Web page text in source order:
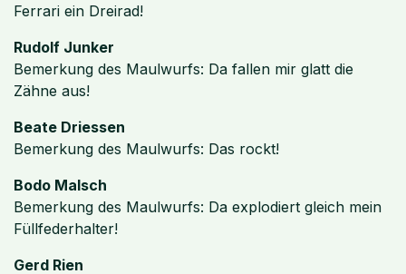
Ferrari ein Dreirad!
Rudolf Junker
Bemerkung des Maulwurfs: Da fallen mir glatt die
Zähne aus!
Beate Driessen
Bemerkung des Maulwurfs: Das rockt!
Bodo Malsch
Bemerkung des Maulwurfs: Da explodiert gleich mein
Füllfederhalter!
Gerd Rien